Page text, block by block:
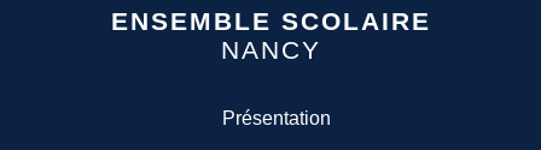
ENSEMBLE SCOLAIRE
NANCY
Présentation